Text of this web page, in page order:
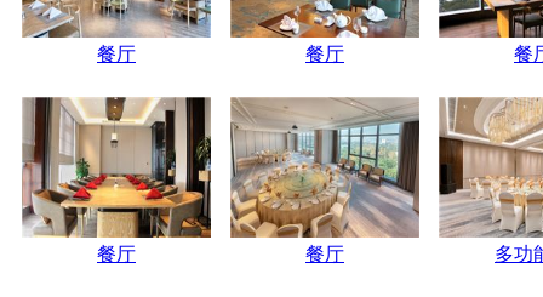
餐厅 餐厅 餐
餐厅 餐厅 多功